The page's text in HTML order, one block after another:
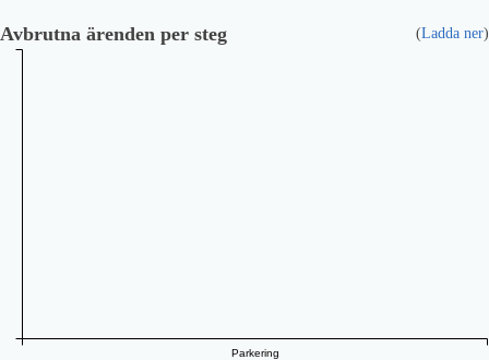
Avbrutna ärenden per steg (Ladda ner)
Parkering